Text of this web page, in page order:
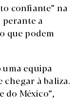
confiante” na
a
que podem
uma equipa
à baliza.
do México”,